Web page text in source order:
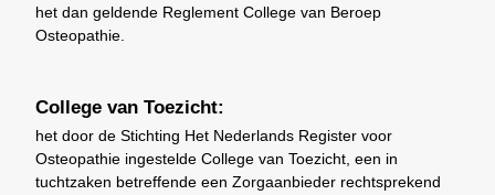
het dan geldende Reglement College van Beroep
Osteopathie.
College van Toezicht:
het door de Stichting Het Nederlands Register voor
Osteopathie ingestelde College van Toezicht, een in
tuchtzaken betreffende een Zorgaanbieder rechtsprekend